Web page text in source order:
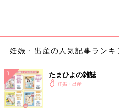
妊娠・出産の人気記事ランキ
たまひよの雑誌
妊娠・出産